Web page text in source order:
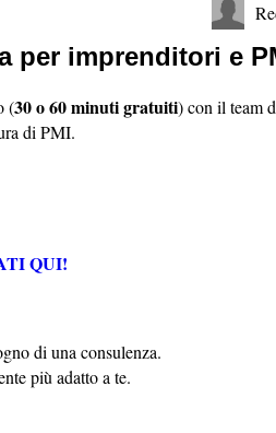
per imprenditori e
(30 o 60 minuti gratuiti) con il team
di PMI.
QUI!
di una consulenza.
più adatto a te.